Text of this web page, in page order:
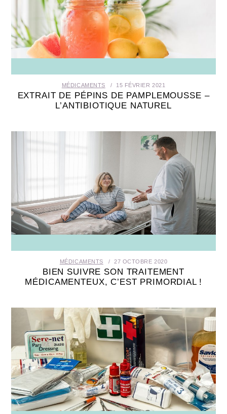
MÉDICAMENTS 15 FÉVRIER 2021
EXTRAIT DE PÉPINS DE PAMPLEMOUSSE –
L’ANTIBIOTIQUE NATUREL
MÉDICAMENTS 27 OCTOBRE 2020
BIEN SUIVRE SON TRAITEMENT
MÉDICAMENTEUX, C’EST PRIMORDIAL !